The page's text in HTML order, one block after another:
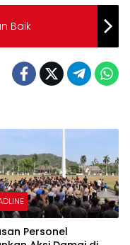
Baik
Personel